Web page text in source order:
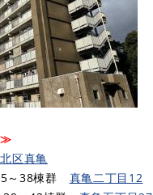
≫
区真亀
棟群 真亀二丁目12